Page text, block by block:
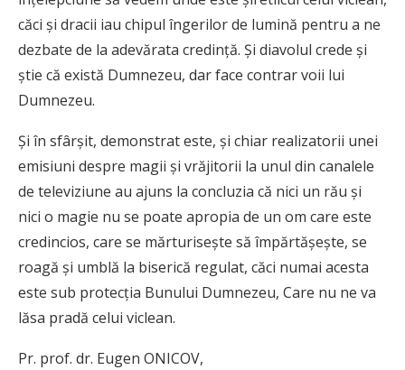
căci şi dracii iau chipul îngerilor de lumină pentru a ne
dezbate de la adevărata credinţă. Şi diavolul crede şi
ştie că există Dumnezeu, dar face contrar voii lui
Dumnezeu.
Şi în sfârşit, demonstrat este, şi chiar realizatorii unei
emisiuni despre magii şi vrăjitorii la unul din canalele
de televiziune au ajuns la concluzia că nici un rău şi
nici o magie nu se poate apropia de un om care este
credincios, care se mărturiseşte să împărtăşeşte, se
roagă şi umblă la biserică regulat, căci numai acesta
este sub protecţia Bunului Dumnezeu, Care nu ne va
lăsa pradă celui viclean.
Pr. prof. dr. Eugen ONICOV,